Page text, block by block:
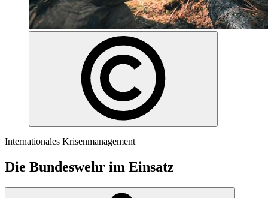
Internationales Krisenmanagement
Die Bundeswehr im Einsatz